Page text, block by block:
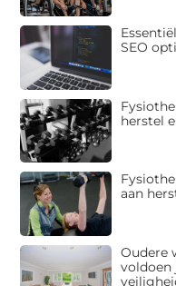
SEO
herstel
aan
Oudere
voldoen